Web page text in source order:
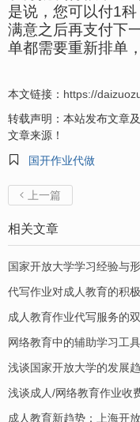
是说，您可以付1科
满意之后再支付下
单都需要重新排单
本文链接： https://
转载声明：本站发布文章
文章来源！

国开作业代做
 上一篇
相关文章
国家开放大学学习经验与
代写作业对成人教育的积
成人教育作业代写服务的
网络教育中的辅助学习工
浅谈国家开放大学的发展
浅谈成人/网络教育作业收
成人教育新趋势：上海开